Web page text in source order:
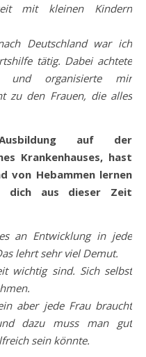
mit kleinen Kindern
Deutschland war ich
tätig. Dabei achtete
und organisierte mir
zu den Frauen, die alles
auf der
Krankenhauses, hast
von Hebammen lernen
aus dieser Zeit
an Entwicklung in jede
lehrt sehr viel Demut.
wichtig sind. Sich selbst
aber jede Frau braucht
dazu muss man gut
sein könnte.